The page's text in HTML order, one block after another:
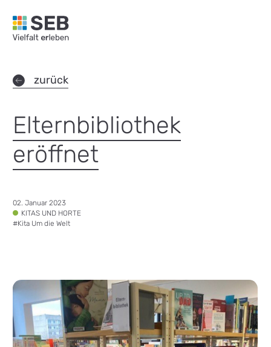
SEB Leipzig, Vielfalt erleben - zur Startseite
zurück
Elternbibliothek
eröffnet
Datum:
02. Januar 2023
Tags:KITAS UND HORTE
#Kita Um die Welt